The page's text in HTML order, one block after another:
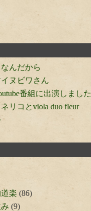
んだから
ヌビワさん
番組に出演しました
リコとviola duo fleur
楽 (86)
(9)